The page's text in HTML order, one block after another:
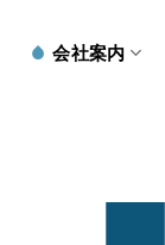
会社案内